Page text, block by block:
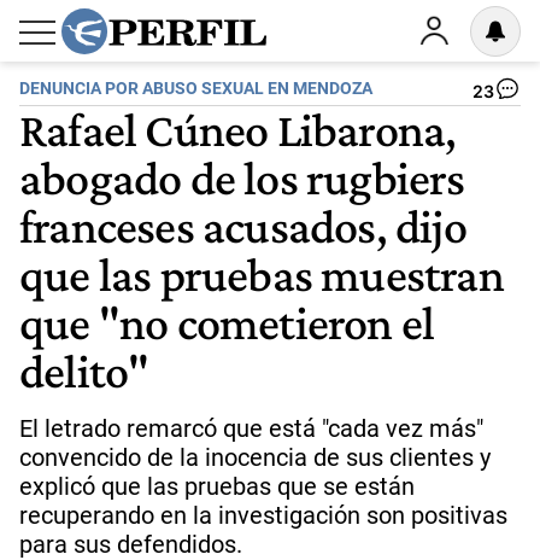
DENUNCIA POR ABUSO SEXUAL EN MENDOZA 23
Rafael Cúneo Libarona,
abogado de los rugbiers
franceses acusados, dijo
que las pruebas muestran
que "no cometieron el
delito"
El letrado remarcó que está "cada vez más"
convencido de la inocencia de sus clientes y
explicó que las pruebas que se están
recuperando en la investigación son positivas
para sus defendidos.